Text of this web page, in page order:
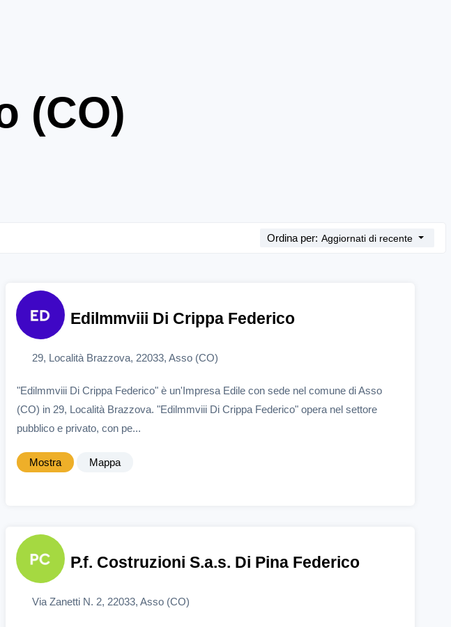
(CO)
Ordina per: Aggiornati di recente
Edilmmviii Di Crippa Federico
29, Località Brazzova, 22033, Asso (CO)
"Edilmmviii Di Crippa Federico" è un'Impresa Edile con sede nel comune di Asso
(CO) in 29, Località Brazzova. "Edilmmviii Di Crippa Federico" opera nel settore
pubblico e privato, con pe...
Mostra Mappa
P.f. Costruzioni S.a.s. Di Pina Federico
Via Zanetti N. 2, 22033, Asso (CO)